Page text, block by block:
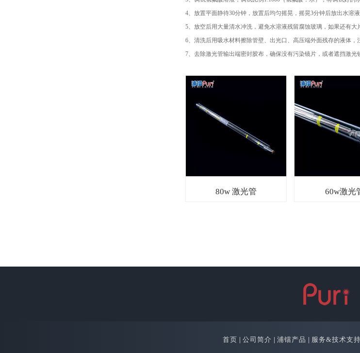
4、放置平面静待30分钟，放置后均匀摇晃，摇晃3分钟后放出水溶液
5、放空后用大量清水冲洗，避免水溶液残留腐蚀玻璃，如果还有
6、清洗后用吸水材料擦除管壁、出光口、高压端外面残存的液体，
7、去除激光管输出端密封胶布，确保没有污染镜片，或者遮挡激光
80w 激光管 60w激光
首页 公司简介 浦镭产品 服务&技术支持